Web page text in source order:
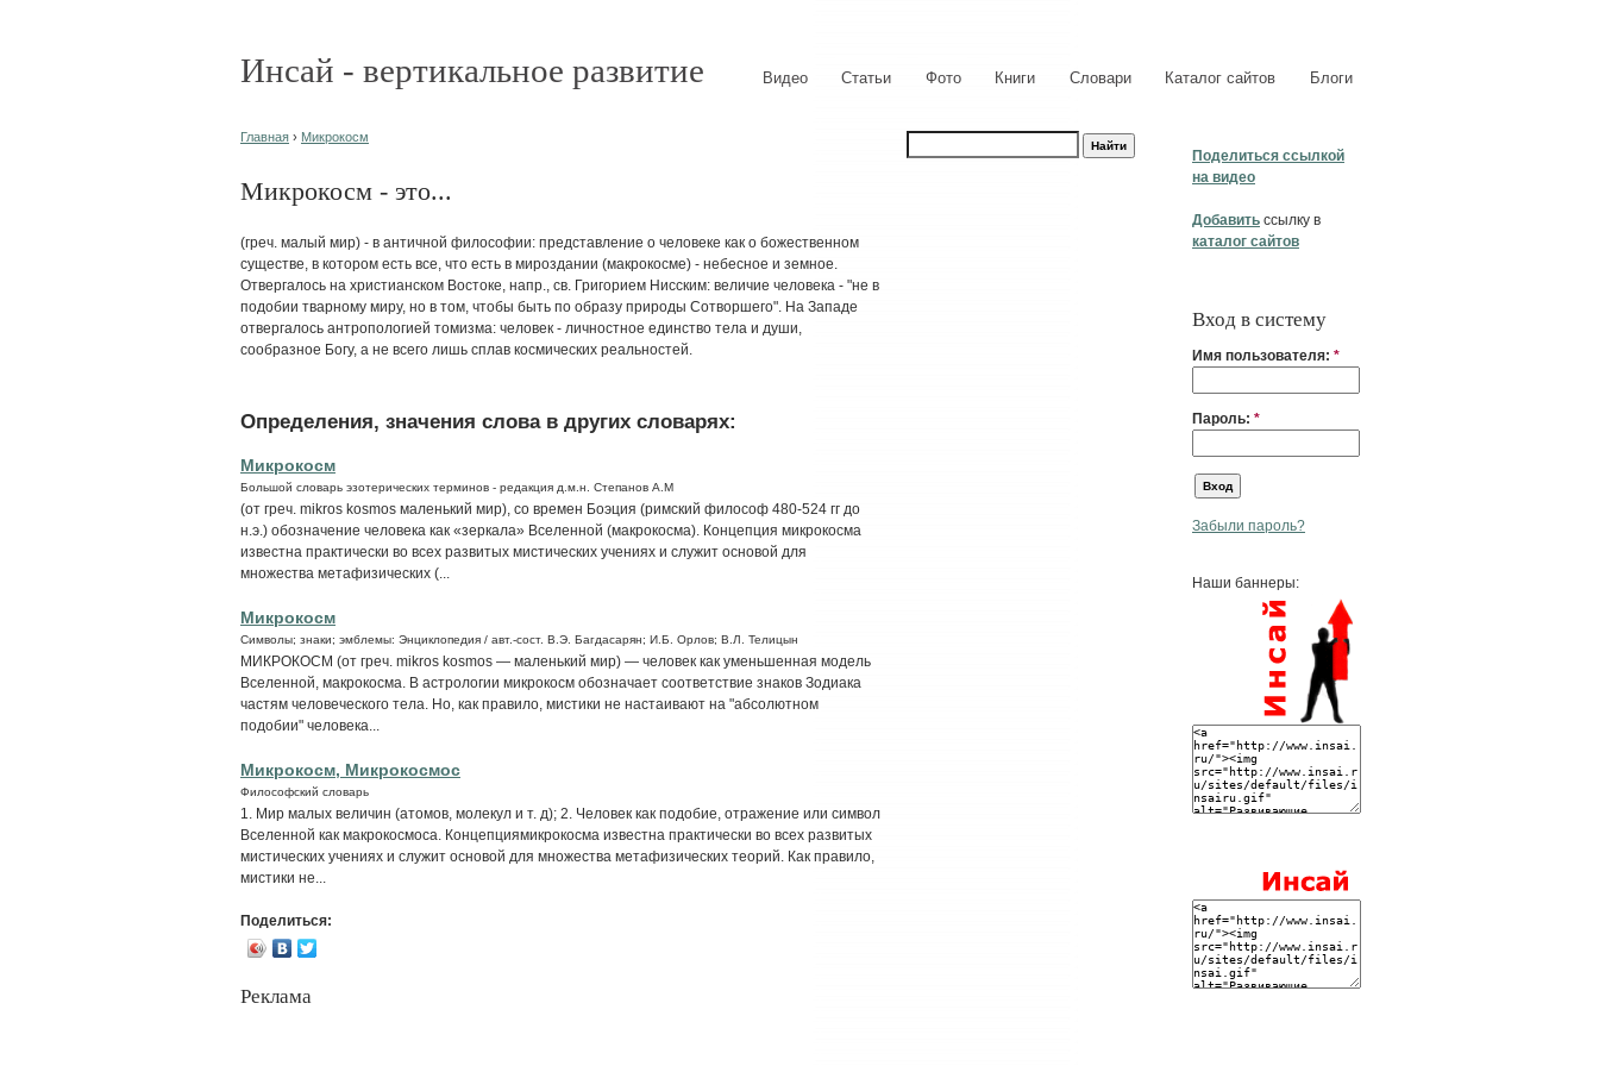
Инсай - вертикальное развитие Видео Статьи Фото Книги Словари Каталог сайтов Блоги
Поделиться ссылкой
на видео
Добавить ссылку в
каталог сайтов
Вход в систему
Имя пользователя: *
Пароль: *
Забыли пароль?
Наши баннеры:
Главная › Микрокосм
Микрокосм - это...
(греч. малый мир) - в античной философии: представление о человеке как о божественном
существе, в котором есть все, что есть в мироздании (макрокосме) - небесное и земное.
Отвергалось на христианском Востоке, напр., св. Григорием Нисским: величие человека - "не в
подобии тварному миру, но в том, чтобы быть по образу природы Сотворшего". На Западе
отвергалось антропологией томизма: человек - личностное единство тела и души,
сообразное Богу, а не всего лишь сплав космических реальностей.
Определения, значения слова в других словарях:
Микрокосм
Большой словарь эзотерических терминов - редакция д.м.н. Степанов А.М
(от греч. mikros kosmos маленький мир), со времен Боэция (римский философ 480-524 гг до
н.э.) обозначение человека как «зеркала» Вселенной (макрокосма). Концепция микрокосма
известна практически во всех развитых мистических учениях и служит основой для
множества метафизических (...
Микрокосм
Символы; знаки; эмблемы: Энциклопедия / авт.-сост. В.Э. Багдасарян; И.Б. Орлов; В.Л. Телицын
МИКРОКОСМ (от греч. mikros kosmos — маленький мир) — человек как уменьшенная модель
Вселенной, макрокосма. В астрологии микрокосм обозначает соответствие знаков Зодиака
частям человеческого тела. Но, как правило, мистики не настаивают на "абсолютном
подобии" человека...
Микрокосм, Микрокосмос
Философский словарь
1. Мир малых величин (атомов, молекул и т. д); 2. Человек как подобие, отражение или символ
Вселенной как макрокосмоса. Концепциямикрокосма известна практически во всех развитых
мистических учениях и служит основой для множества метафизических теорий. Как правило,
мистики не...
Поделиться:
Реклама